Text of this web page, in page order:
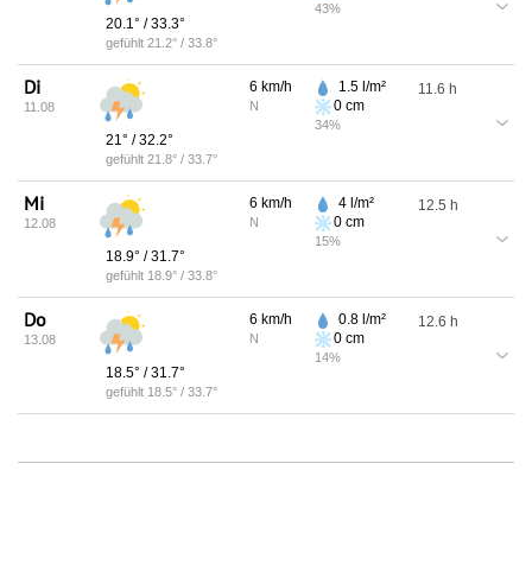
20.1° /33.3°
gefühlt 21.2° / 33.8°
43%
Di
11.08
21° /32.2°
gefühlt 21.8° / 33.7°
6 km/h
N
1.5l/m²
0cm
34%
11.6 h
Mi
12.08
18.9° /31.7°
gefühlt 18.9° / 33.8°
6 km/h
N
4l/m²
0cm
15%
12.5 h
Do
13.08
18.5° /31.7°
gefühlt 18.5° / 33.7°
6 km/h
N
0.8l/m²
0cm
14%
12.6 h